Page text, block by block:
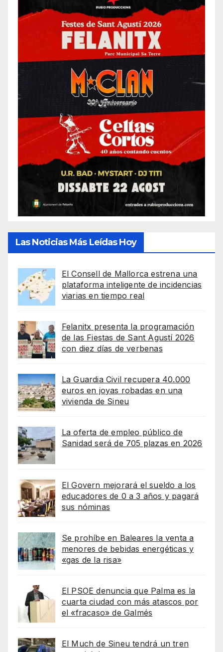
Las Noticias Más Leídas Hoy
El Consell de Mallorca estrena una
plataforma inteligente de incidencias
viarias en tiempo real
Felanitx presenta la programación
de las Fiestas de Sant Agustí 2026
con diez días de verbenas
La Guardia Civil recupera 40.000
euros en joyas robadas en una
vivienda de Sineu
La oferta de empleo público de
Sanidad será de 705 plazas en 2026
El Govern mejorará el sueldo a los
educadores de 0 a 3 años y pagará
sus nóminas
Se prohíbe en Baleares la venta a
menores de bebidas energéticas y
«gas de la risa»
El PSOE denuncia que Palma es la
cuarta ciudad con más atascos por
el «fracaso» de Galmés
El Much de Sineu tendrá un tren